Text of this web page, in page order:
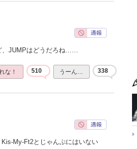
、JUMPはどうだろね……
な！ 510 うーん… 338
My-Ft2とじゃんぷにはいない